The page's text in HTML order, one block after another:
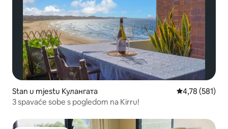
Stan u mjestu Кулангата prosječna
4,78 (581)
3 spavaće sobe s pogledom na Kirru!